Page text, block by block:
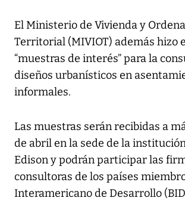
El Ministerio de Vivienda y
Territorial (MIVIOT) además hizo
“muestras de interés” para la
diseños urbanísticos en
informales.
Las muestras serán recibidas a
de abril en la sede de la
Edison y podrán participar las
consultoras de los países
Interamericano de Desarrollo